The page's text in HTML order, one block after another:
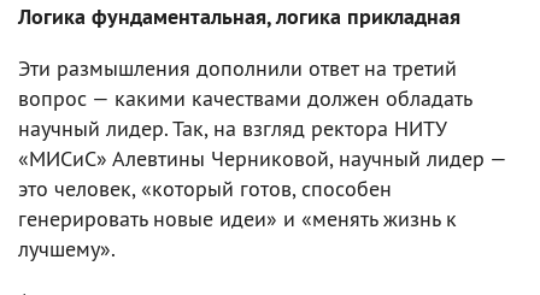
Логика фундаментальная, логика прикладная
Эти размышления дополнили ответ на третий
вопрос — какими качествами должен обладать
научный лидер. Так, на взгляд ректора НИТУ
«МИСиС» Алевтины Черниковой, научный лидер —
это человек, «который готов, способен
генерировать новые идеи» и «менять жизнь к
лучшему».